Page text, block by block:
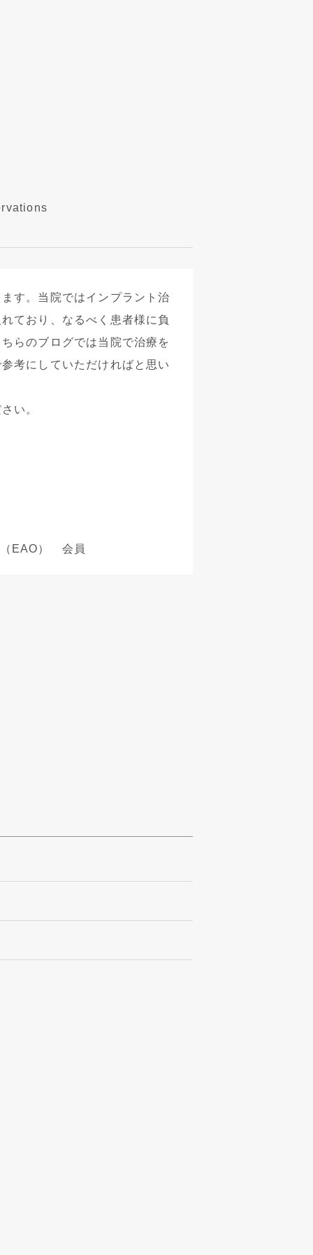
す。当院ではインプラント治
ており、なるべく患者様に負
らのブログでは当院で治療を
考にしていただければと思い
い。
（EAO） 会員